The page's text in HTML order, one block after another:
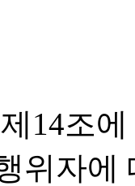
14조
위자에